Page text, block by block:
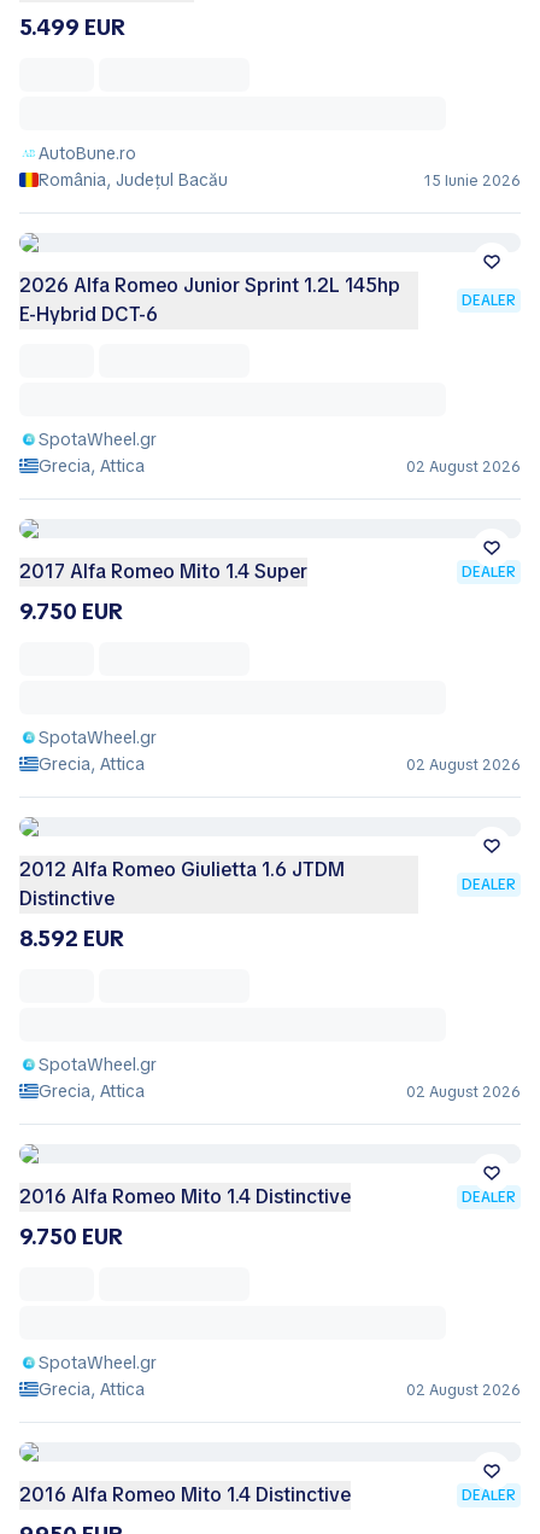
5.499 EUR
AutoBune.ro
România, Județul Bacău
15 Iunie 2026
2026 Alfa Romeo Junior Sprint 1.2L 145hp
E-Hybrid DCT-6
DEALER
SpotaWheel.gr
Grecia, Attica
02 August 2026
2017 Alfa Romeo Mito 1.4 Super DEALER
9.750 EUR
SpotaWheel.gr
Grecia, Attica
02 August 2026
2012 Alfa Romeo Giulietta 1.6 JTDM
Distinctive
DEALER
8.592 EUR
SpotaWheel.gr
Grecia, Attica
02 August 2026
2016 Alfa Romeo Mito 1.4 Distinctive DEALER
9.750 EUR
SpotaWheel.gr
Grecia, Attica
02 August 2026
2016 Alfa Romeo Mito 1.4 Distinctive DEALER